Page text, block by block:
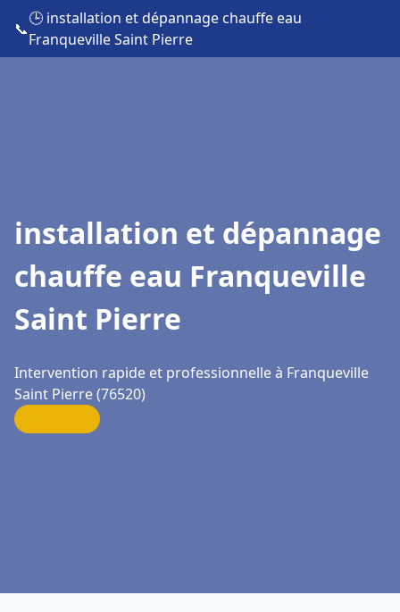
📞
🕒 installation et dépannage chauffe eau
Franqueville Saint Pierre
installation et dépannage
chauffe eau Franqueville
Saint Pierre
Intervention rapide et professionnelle à Franqueville
Saint Pierre (76520)